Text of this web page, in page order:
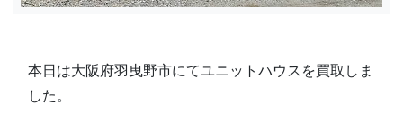
本日は大阪府羽曳野市にてユニットハウスを買取しま
した。